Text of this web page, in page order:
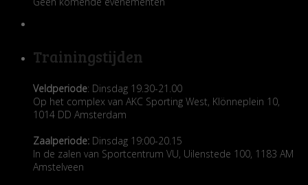
Trainingstijden
Veldperiode: Dinsdag 19.30-21.00
Op het complex van AKC Sporting West, Klönneplein 10,
1014 DD Amsterdam
Zaalperiode: Dinsdag 19:00-20.15
In de zalen van Sportcentrum VU, Uilenstede 100, 1183 AM
Amstelveen